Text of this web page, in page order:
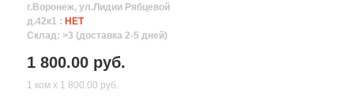
г.Воронеж, ул.Лидии Рябцевой
д.42к1 : НЕТ
Склад: >3 (доставка 2-5 дней)
1 800.00 руб.
1 ком х 1 800.00 руб.